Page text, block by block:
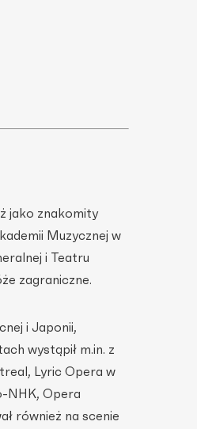
jako znakomity
Muzycznej w
i Teatru
zagraniczne.
i Japonii,
wystąpił m.in. z
Lyric Opera w
NHK, Opera
również na scenie